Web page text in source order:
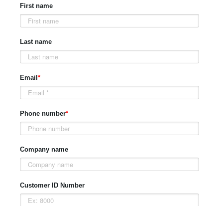
First name
Last name
Email *
Phone number*
Company name
Customer ID Number